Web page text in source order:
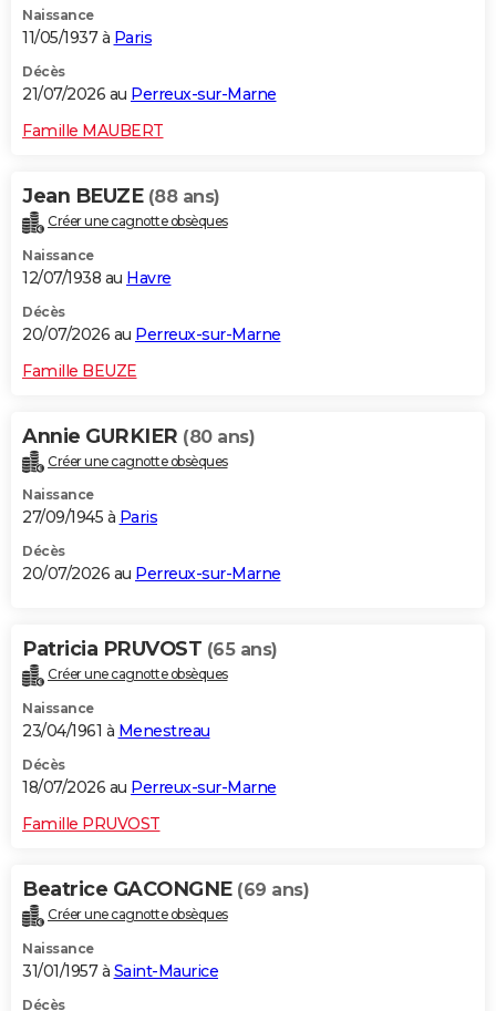
Naissance
11/05/1937 à Paris
Décès
21/07/2026 au Perreux-sur-Marne
Famille MAUBERT
Jean BEUZE (88 ans)
Créer une cagnotte obsèques
Naissance
12/07/1938 au Havre
Décès
20/07/2026 au Perreux-sur-Marne
Famille BEUZE
Annie GURKIER (80 ans)
Créer une cagnotte obsèques
Naissance
27/09/1945 à Paris
Décès
20/07/2026 au Perreux-sur-Marne
Patricia PRUVOST (65 ans)
Créer une cagnotte obsèques
Naissance
23/04/1961 à Menestreau
Décès
18/07/2026 au Perreux-sur-Marne
Famille PRUVOST
Beatrice GACONGNE (69 ans)
Créer une cagnotte obsèques
Naissance
31/01/1957 à Saint-Maurice
Décès